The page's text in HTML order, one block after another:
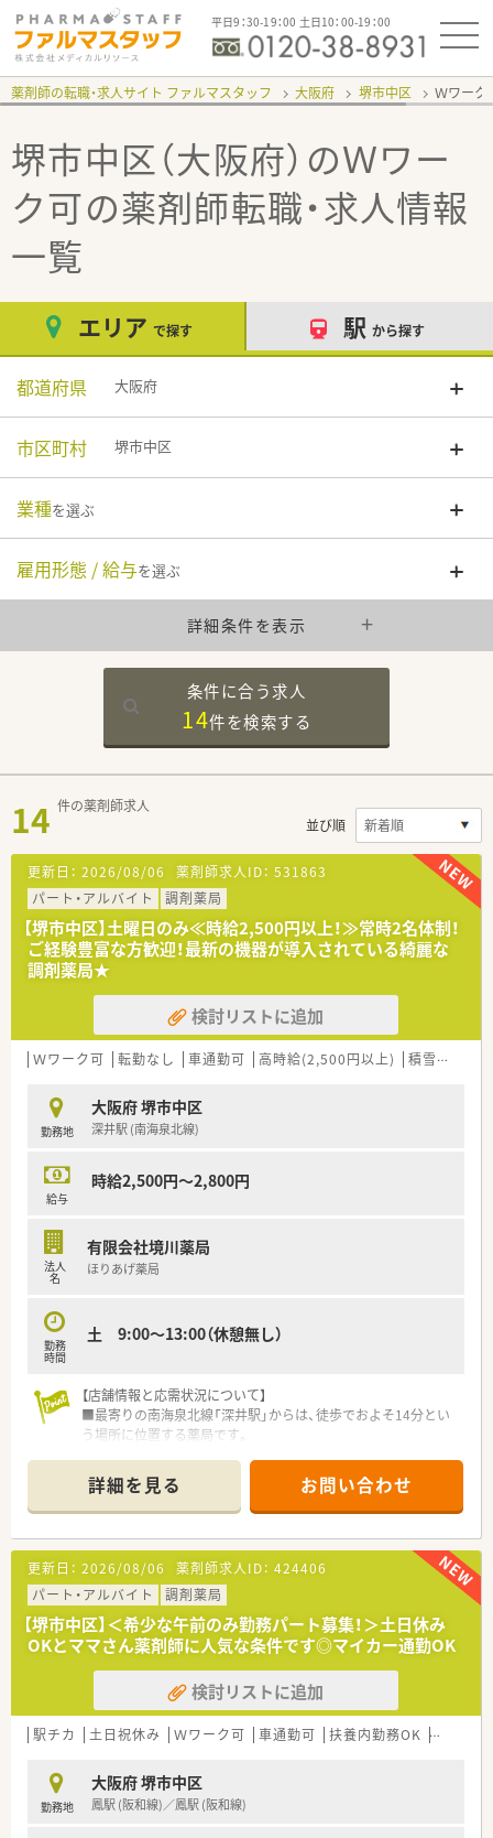
平日9：30-19：00 土日10：00-19：00
薬剤師の転職・求人サイト ファルマスタッフ 大阪府 堺市中区 Ｗワー
堺市中区（大阪府）のＷワー
ク可の薬剤師転職・求人情報
一覧
エリア で探す 駅 から探す
都道府県 大阪府
市区町村 堺市中区
業種を選ぶ
雇用形態 / 給与を選ぶ
詳細条件を表示
条件に合う求人
14件を検索する
14 件の薬剤師求人
並び順
更新日： 2026/08/06 薬剤師求人ID： 531863
パート・アルバイト
調剤薬局
【堺市中区】土曜日のみ≪時給2,500円以上！≫常時2名体制！
ご経験豊富な方歓迎！最新の機器が導入されている綺麗な
調剤薬局★
検討リストに追加
Ｗワーク可 転勤なし 車通勤可 高時給(2,500円以上) 積雪なし
勤務地
大阪府 堺市中区
深井駅 (南海泉北線)
給与
時給2,500円～2,800円
法人
名
有限会社境川薬局
ほりあげ薬局
勤務
時間
土 9:00～13:00（休憩無し）
【店舗情報と応需状況について】
■最寄りの南海泉北線「深井駅」からは、徒歩でおよそ14分とい
う場所に位置する薬局です。
は80枚から100枚ほどです。
■薬剤師は常勤2名とパート1名が在籍しており、常時1名から2
名体制で業務にあたっています。
【法人特徴について】
■大阪市港区を中心に、地域に密着した調剤薬局を5店舗展開し
ている安定した法人です。
■代表が病院薬剤師出身という経緯から、懇意にしているドクタ
ーからの紹介で出店しています。
■無理な店舗展開はせず、スタッフの体制を整えながら質の高い
医療を提供することを目指します。
【やりがい/おすすめポイント】
■経営陣との距離が近く、現場の意見が反映されやすいため、薬
■門前クリニックとの強固な信頼関係があり、非常に安定した経
営基盤のもとで働けます。
■薬剤師同士の情報交換会や集合研修など、スキルアップできる
詳細を見る お問い合わせ
更新日： 2026/08/06 薬剤師求人ID： 424406
パート・アルバイト
調剤薬局
【堺市中区】＜希少な午前のみ勤務パート募集！＞土日休み
OKとママさん薬剤師に人気な条件です◎マイカー通勤OK
検討リストに追加
駅チカ 土日祝休み Ｗワーク可 車通勤可 扶養内勤務OK シフト制
勤務地
大阪府 堺市中区
鳳駅 (阪和線)／鳳駅 (阪和線)